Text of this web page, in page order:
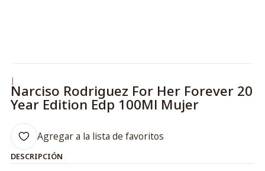
|
Narciso Rodriguez For Her Forever 20
Year Edition Edp 100Ml Mujer
Agregar a la lista de favoritos
DESCRIPCIÓN